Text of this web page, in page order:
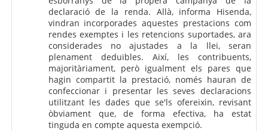
declaració de la renda. Allà, informa Hisenda,
vindran incorporades aquestes prestacions com
rendes exemptes i les retencions suportades, ara
considerades no ajustades a la llei, seran
plenament deduïbles. Així, les contribuents,
majoritàriament, però igualment els pares que
hagin compartit la prestació, només hauran de
confeccionar i presentar les seves declaracions
utilitzant les dades que se'ls ofereixin, revisant
òbviament que, de forma efectiva, ha estat
tinguda en compte aquesta exempció.